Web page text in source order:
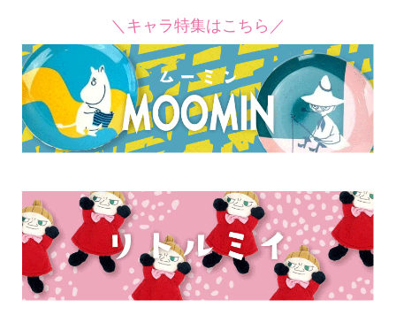
＼キャラ特集はこちら／